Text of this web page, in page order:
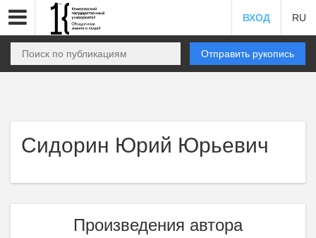
ВХОД RU
Отправить рукопись
Сидорин Юрий Юрьевич
Произведения автора